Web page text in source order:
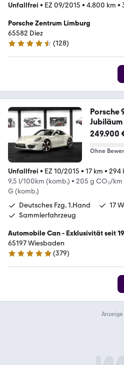
Unfallfrei • EZ 09/2015 • 4.800 km •
Porsche Zentrum Limburg
65582 Diez
4.3 Sterne
(128)
Porsche
Jubiläum
249.900
Ohne
Unfallfrei • EZ 10/2015 • 17 km • 294
9,5 l/100km (komb.) • 205 g CO₂/km
G (komb.)
Deutsches Fzg. 1.Hand
17
Sammlerfahrzeug
Automobile Can - Exklusivität seit
65197 Wiesbaden
4.8 Sterne
(379)